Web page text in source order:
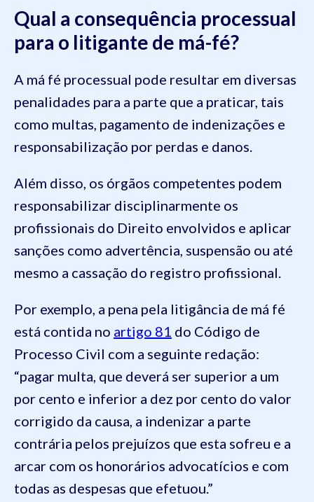
Qual a consequência processual
para o litigante de má-fé?
A má fé processual pode resultar em diversas
penalidades para a parte que a praticar, tais
como multas, pagamento de indenizações e
responsabilização por perdas e danos.
Além disso, os órgãos competentes podem
responsabilizar disciplinarmente os
profissionais do Direito envolvidos e aplicar
sanções como advertência, suspensão ou até
mesmo a cassação do registro profissional.
Por exemplo, a pena pela litigância de má fé
está contida no artigo 81 do Código de
Processo Civil com a seguinte redação:
“pagar multa, que deverá ser superior a um
por cento e inferior a dez por cento do valor
corrigido da causa, a indenizar a parte
contrária pelos prejuízos que esta sofreu e a
arcar com os honorários advocatícios e com
todas as despesas que efetuou.”